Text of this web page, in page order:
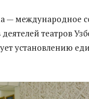
— международное
театров
установлению